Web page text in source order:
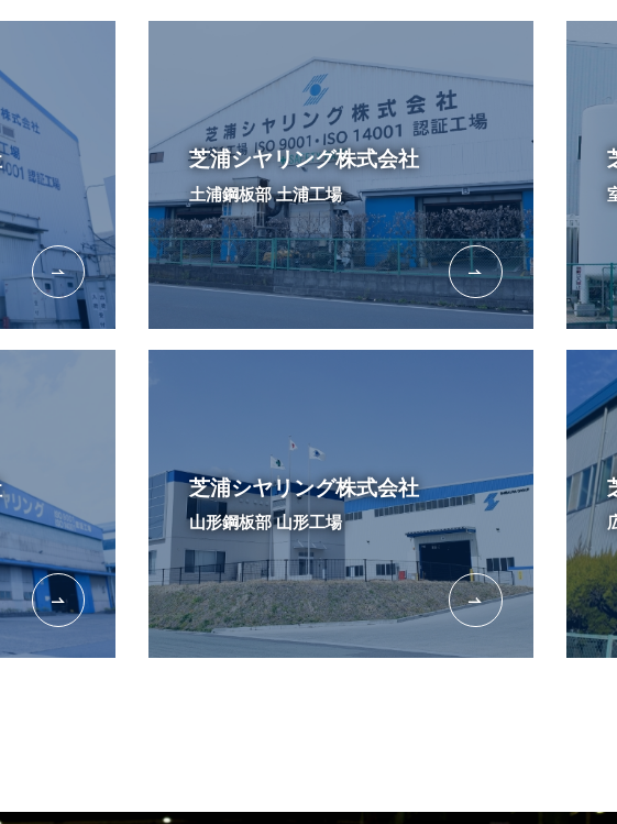
芝浦シヤリング株式会社
土浦鋼板部 土浦工場
芝浦シヤリング株式会社
山形鋼板部 山形工場